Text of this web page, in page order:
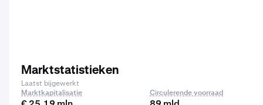
Marktstatistieken
Laatst bijgewerkt
Marktkapitalisatie
Circulerende voorraad